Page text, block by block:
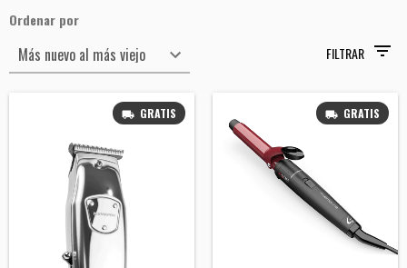
Ordenar por
FILTRAR
GRATIS GRATIS